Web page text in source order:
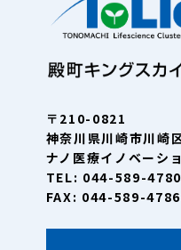
〒210-0821
神奈川県川崎市川崎
ナノ医療イノベーシ
TEL: 044-589-4780
FAX: 044-589-4786